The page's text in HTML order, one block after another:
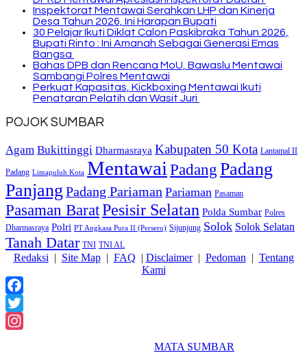
Inspektorat Mentawai Serahkan LHP dan Kinerja
Desa Tahun 2026, Ini Harapan Bupati
30 Pelajar Ikuti Diklat Calon Paskibraka Tahun 2026,
Bupati Rinto : Ini Amanah Sebagai Generasi Emas
Bangsa
Bahas DPB dan Rencana MoU, Bawaslu Mentawai
Sambangi Polres Mentawai
Perkuat Kapasitas, Kickboxing Mentawai Ikuti
Penataran Pelatih dan Wasit Juri
POJOK SUMBAR
Agam Bukittinggi Dharmasraya Kabupaten 50 Kota Lantamal II
Padang Limapuluh Kota Mentawai PadangPadang
Panjang Padang Pariaman Pariaman Pasaman
Pasaman BaratPesisir Selatan Polda Sumbar Polres
Dharmasraya Polri PT Angkasa Pura II (Persero) Sijunjung Solok Solok Selatan
Tanah Datar TNI TNI AL
Redaksi | Site Map| FAQ | Disclaimer| Pedoman | Tentang
Kami
Facebook
Twitter
MATA SUMBAR